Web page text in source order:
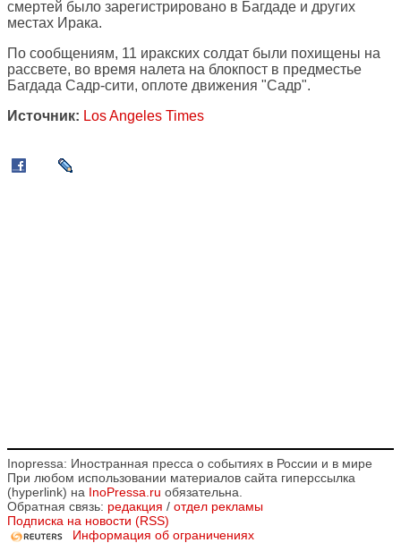
смертей было зарегистрировано в Багдаде и других
местах Ирака.
По сообщениям, 11 иракских солдат были похищены на
рассвете, во время налета на блокпост в предместье
Багдада Садр-сити, оплоте движения "Садр".
Источник: Los Angeles Times
Inopressa: Иностранная пресса о событиях в России и в мире
При любом использовании материалов сайта гиперссылка
(hyperlink) на InoPressa.ru обязательна.
Обратная связь: редакция / отдел рекламы
Подписка на новости (RSS)
Информация об ограничениях